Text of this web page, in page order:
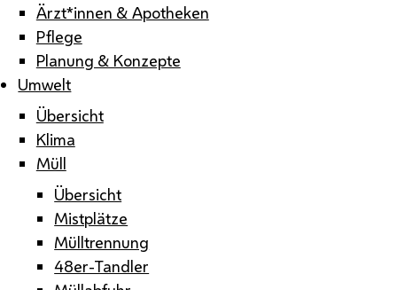
Ärzt*innen & Apotheken
Pflege
Planung & Konzepte
Umwelt
Übersicht
Klima
Müll
Übersicht
Mistplätze
Mülltrennung
48er-Tandler